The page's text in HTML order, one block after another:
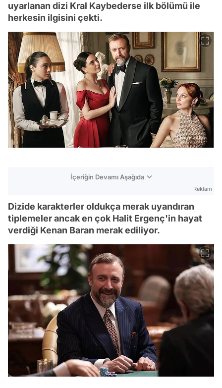
uyarlanan dizi Kral Kaybederse ilk bölümü ile
herkesin ilgisini çekti.
İçeriğin Devamı Aşağıda
Reklam
Dizide karakterler oldukça merak uyandıran
tiplemeler ancak en çok Halit Ergenç'in hayat
verdiği Kenan Baran merak ediliyor.